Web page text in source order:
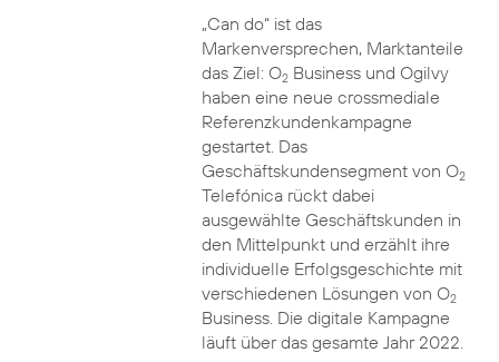
„Can do“ ist das
Markenversprechen, Marktanteile
das Ziel: O2Business und Ogilvy
haben eine neue crossmediale
Referenzkundenkampagne
gestartet. Das
Geschäftskundensegment von O2
Telefónica rückt dabei
ausgewählte Geschäftskunden in
den Mittelpunkt und erzählt ihre
individuelle Erfolgsgeschichte mit
verschiedenen Lösungen von O2
Business. Die digitale Kampagne
läuft über das gesamte Jahr 2022.